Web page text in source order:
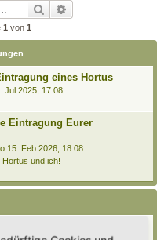
Suche
1 von 1
eines Hortus
Jul 2025, 17:08
Eintragung Eurer
15. Feb 2026, 18:08
und ich!